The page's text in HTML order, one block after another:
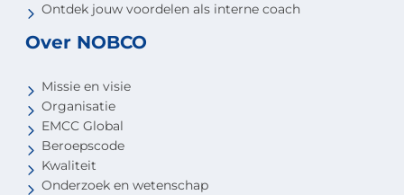
Ontdek jouw voordelen als interne coach
Over NOBCO
Missie en visie
Organisatie
EMCC Global
Beroepscode
Kwaliteit
Onderzoek en wetenschap